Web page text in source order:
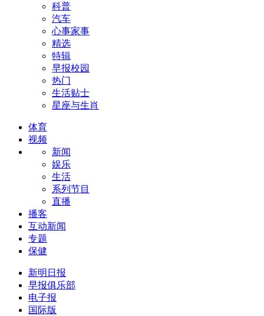
科普
汽车
心事家事
精选
特辑
早报校园
热门
生活贴士
星座与生肖
体育
视频
新闻
娱乐
生活
系列节目
直播
播客
互动新闻
专题
保健
新明日报
早报俱乐部
电子报
国际版